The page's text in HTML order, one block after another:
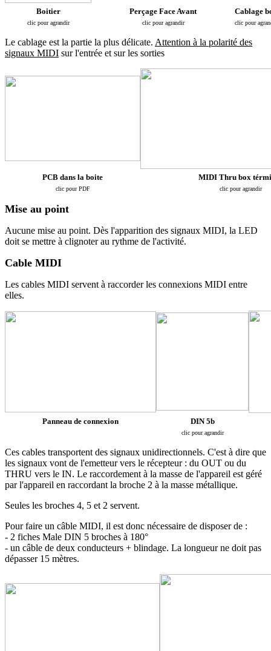
Boitier Perçage Face Avant Cablage
clic pour agrandir clic pour agrandir clic pour
Le cablage est la partie la plus délicate. Attention à la polarité des
signaux MIDI sur l'entrée et sur les sorties
PCB dans la boite MIDI Thru box
clic pour PDF clic pour agrandir
Mise au point
Aucune mise au point. Dès l'apparition des signaux MIDI, la LED
doit se mettre à clignoter au rythme de l'activité.
Cable MIDI
Les cables MIDI servent à raccorder les connexions MIDI entre
elles.
Panneau de connexion DIN 5b
clic pour agrandir
Ces cables transportent des signaux unidirectionnels. C'est à dire que
les signaux vont de l'emetteur vers le récepteur : du OUT ou du
THRU vers le IN. Le raccordement à la masse de l'appareil est géré
par l'appareil en raccordant la broche 2 à la masse métallique.
Seules les broches 4, 5 et 2 servent.
Pour faire un câble MIDI, il est donc nécessaire de disposer de :
- 2 fiches Male DIN 5 broches à 180°
- un câble de deux conducteurs + blindage. La longueur ne doit pas
dépasser 15 mètres.